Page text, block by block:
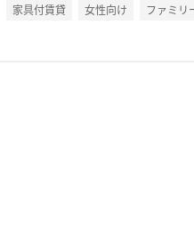
家具付賃貸 女性向け ファミリ